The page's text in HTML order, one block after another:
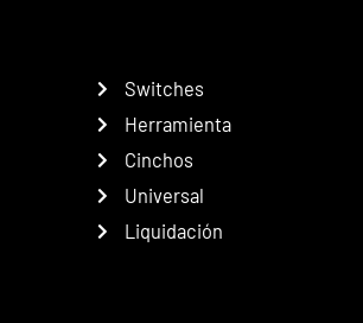
Switches
Herramienta
Cinchos
Universal
Liquidación